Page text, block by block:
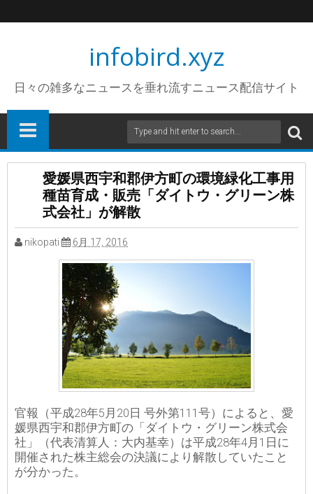
infobird.xyz
日々の雑多なニュースを垂れ流すニュース配信サイト
愛媛県西宇和郡伊方町の環境緑化工事用
種苗育成・販売「ダイトウ・グリーン株
式会社」が解散
nikopati 6月 17, 2016
官報（平成28年5月20日 号外第111号）によると、愛
媛県西宇和郡伊方町の「ダイトウ・グリーン株式会
社」（代表清算人：大内基幸）は平成28年4月1日に
開催された株主総会の決議により解散していたこと
が分かった。